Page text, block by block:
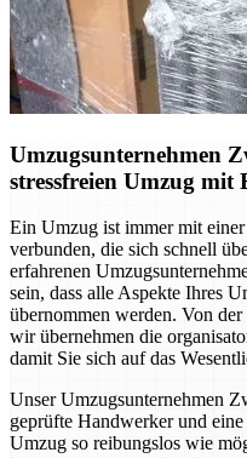
Umzugsunternehmen
stressfreien Umzug mit
Ein Umzug ist immer mit
verbunden, die sich schnell
erfahrenen
sein, dass alle Aspekte Ihres
übernommen werden. Von
wir übernehmen die
damit Sie sich auf das
Unser Umzugsunternehmen
geprüfte Handwerker und
Umzug so reibungslos wie